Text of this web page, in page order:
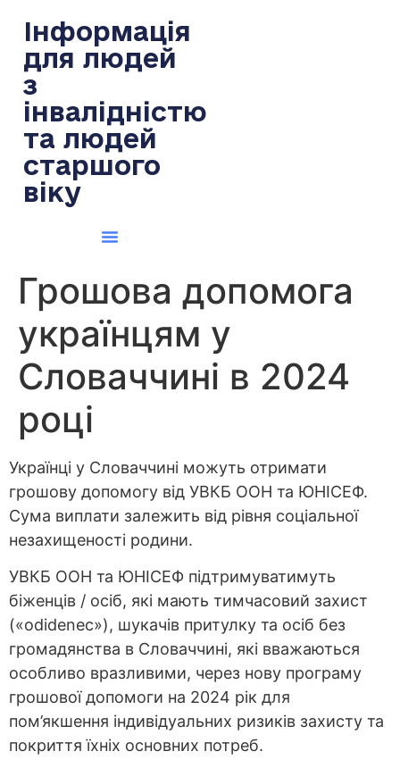
Інформація
для людей
з
інвалідністю
та людей
старшого
віку
Грошова допомога
українцям у
Словаччині в 2024
році
Українці у Словаччині можуть отримати
грошову допомогу від УВКБ ООН та ЮНІСЕФ.
Сума виплати залежить від рівня соціальної
незахищеності родини.
УВКБ ООН та ЮНІСЕФ підтримуватимуть
біженців / осіб, які мають тимчасовий захист
(«odidenec»), шукачів притулку та осіб без
громадянства в Словаччині, які вважаються
особливо вразливими, через нову програму
грошової допомоги на 2024 рік для
пом’якшення індивідуальних ризиків захисту та
покриття їхніх основних потреб.